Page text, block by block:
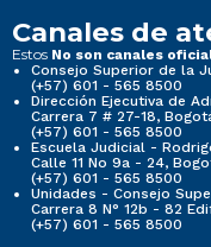
Canales de
Estos No son canales
Consejo Superior de la
(+57) 601 - 565 8500
Dirección Ejecutiva de
Carrera 7 # 27-18,
(+57) 601 - 565 8500
Escuela Judicial -
Calle 11 No 9a - 24,
(+57) 601 - 565 8500
Unidades - Consejo
Carrera 8 N° 12b - 82
(+57) 601 - 565 8500